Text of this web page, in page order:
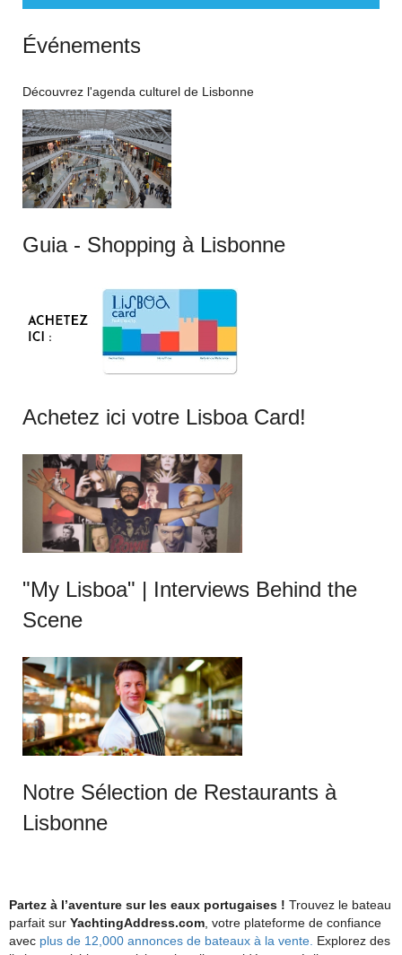
Événements
Découvrez l'agenda culturel de Lisbonne
Guia - Shopping à Lisbonne
Achetez ici votre Lisboa Card!
"My Lisboa" | Interviews Behind the
Scene
Notre Sélection de Restaurants à
Lisbonne
Partez à l’aventure sur les eaux portugaises ! Trouvez le bateau
parfait sur YachtingAddress.com, votre plateforme de confiance
avec plus de 12,000 annonces de bateaux à la vente. Explorez des